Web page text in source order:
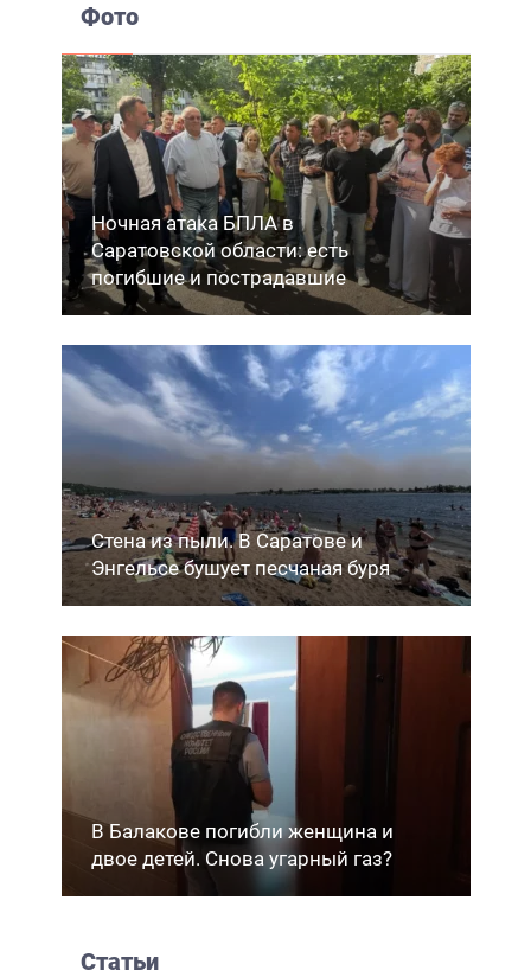
Фото
Ночная атака БПЛА в
Саратовской области: есть
погибшие и пострадавшие
Стена из пыли. В Саратове и
Энгельсе бушует песчаная буря
В Балакове погибли женщина и
двое детей. Снова угарный газ?
Статьи